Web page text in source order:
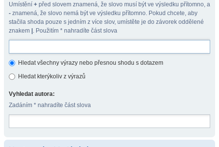
Umístění + před slovem znamená, že slovo musí být ve výsledku přítomno, a
- znamená, že slovo nemá být ve výsledku přítomno. Pokud chcete, aby
stačila shoda pouze s jedním z více slov, umístěte je do závorek oddělené
znakem . Použitím * nahradíte část slova
Hledat všechny výrazy nebo přesnou shodu s dotazem
Hledat kterýkoliv z výrazů
Vyhledat autora:
Zadáním * nahradíte část slova